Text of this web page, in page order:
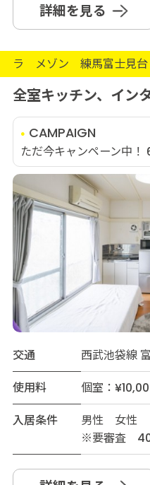
詳細を見る
ラ メゾン 練馬富士見台
全室キッチン、イン
CAMPAIGN
ただ今キャンペーン中！
交通
西武池袋線
使用料
個室：
入居条件
男性 女性
※要審査 40